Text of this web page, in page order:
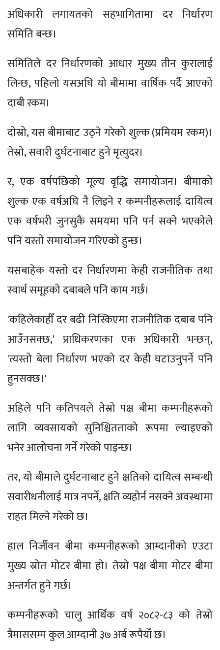
अधिकारी लगायतको सहभागितामा दर निर्धारण
समिति बन्छ।
समितिले दर निर्धारणको आधार मुख्य तीन कुरालाई
लिन्छ, पहिलो यसअघि यो बीमामा वार्षिक पर्दै आएको
दाबी रकम।
दोस्रो, यस बीमाबाट उठ्ने गरेको शुल्क (प्रमियम रकम)।
तेस्रो, सवारी दुर्घटनाबाट हुने मृत्युदर।
र, एक वर्षपछिको मूल्य वृद्धि समायोजन। बीमाको
शुल्क एक वर्षअघि नै लिइने र कम्पनीहरूलाई दायित्व
एक वर्षभरी जुनसुकै समयमा पनि पर्न सक्ने भएकोले
पनि यस्तो समायोजन गरिएको हुन्छ।
यसबाहेक यस्तो दर निर्धारणमा केही राजनीतिक तथा
स्वार्थ समूहको दबाबले पनि काम गर्छ।
'कहिलेकाहीँ दर बढी निस्किएमा राजनीतिक दबाब पनि
आउँनसक्छ,' प्राधिकरणका एक अधिकारी भन्छन्,
'त्यस्तो बेला निर्धारण भएको दर केही घटाउनुपर्ने पनि
हुनसक्छ।'
अहिले पनि कतिपयले तेस्रो पक्ष बीमा कम्पनीहरूको
लागि व्यवसायको सुनिश्चितताको रूपमा ल्याइएको
भनेर आलोचना गर्ने गरेको पाइन्छ।
तर, यो बीमाले दुर्घटनाबाट हुने क्षतिको दायित्व सम्बन्धी
सवारीधनीलाई मात्र नपर्ने, क्षति व्यहोर्न नसक्ने अवस्थामा
राहत मिल्ने गरेको छ।
हाल निर्जीवन बीमा कम्पनीहरूको आम्दानीको एउटा
मुख्य स्रोत मोटर बीमा हो। तेस्रो पक्ष बीमा मोटर बीमा
अन्तर्गत हुने गर्छ।
कम्पनीहरूको चालु आर्थिक वर्ष २०८२-८३ को तेस्रो
त्रैमाससम्म कुल आम्दानी ३७ अर्ब रूपैयाँ छ।